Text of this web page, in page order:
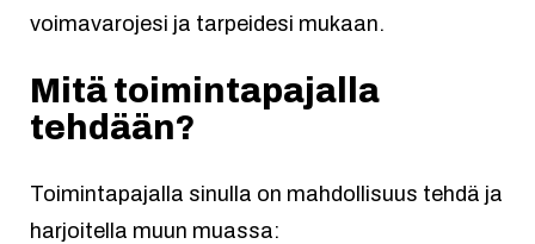
voimavarojesi ja tarpeidesi mukaan.
Mitä toimintapajalla
tehdään?
Toimintapajalla sinulla on mahdollisuus tehdä ja
harjoitella muun muassa: